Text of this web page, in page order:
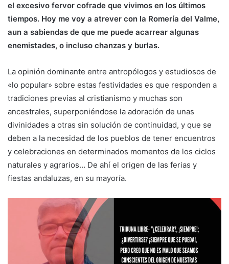
el excesivo fervor cofrade que vivimos en los últimos
tiempos. Hoy me voy a atrever con la Romería del Valme,
aun a sabiendas de que me puede acarrear algunas
enemistades, o incluso chanzas y burlas.
La opinión dominante entre antropólogos y estudiosos de
«lo popular» sobre estas festividades es que responden a
tradiciones previas al cristianismo y muchas son
ancestrales, superponiéndose la adoración de unas
divinidades a otras sin solución de continuidad, y que se
deben a la necesidad de los pueblos de tener encuentros
y celebraciones en determinados momentos de los ciclos
naturales y agrarios… De ahí el origen de las ferias y
fiestas andaluzas, en su mayoría.